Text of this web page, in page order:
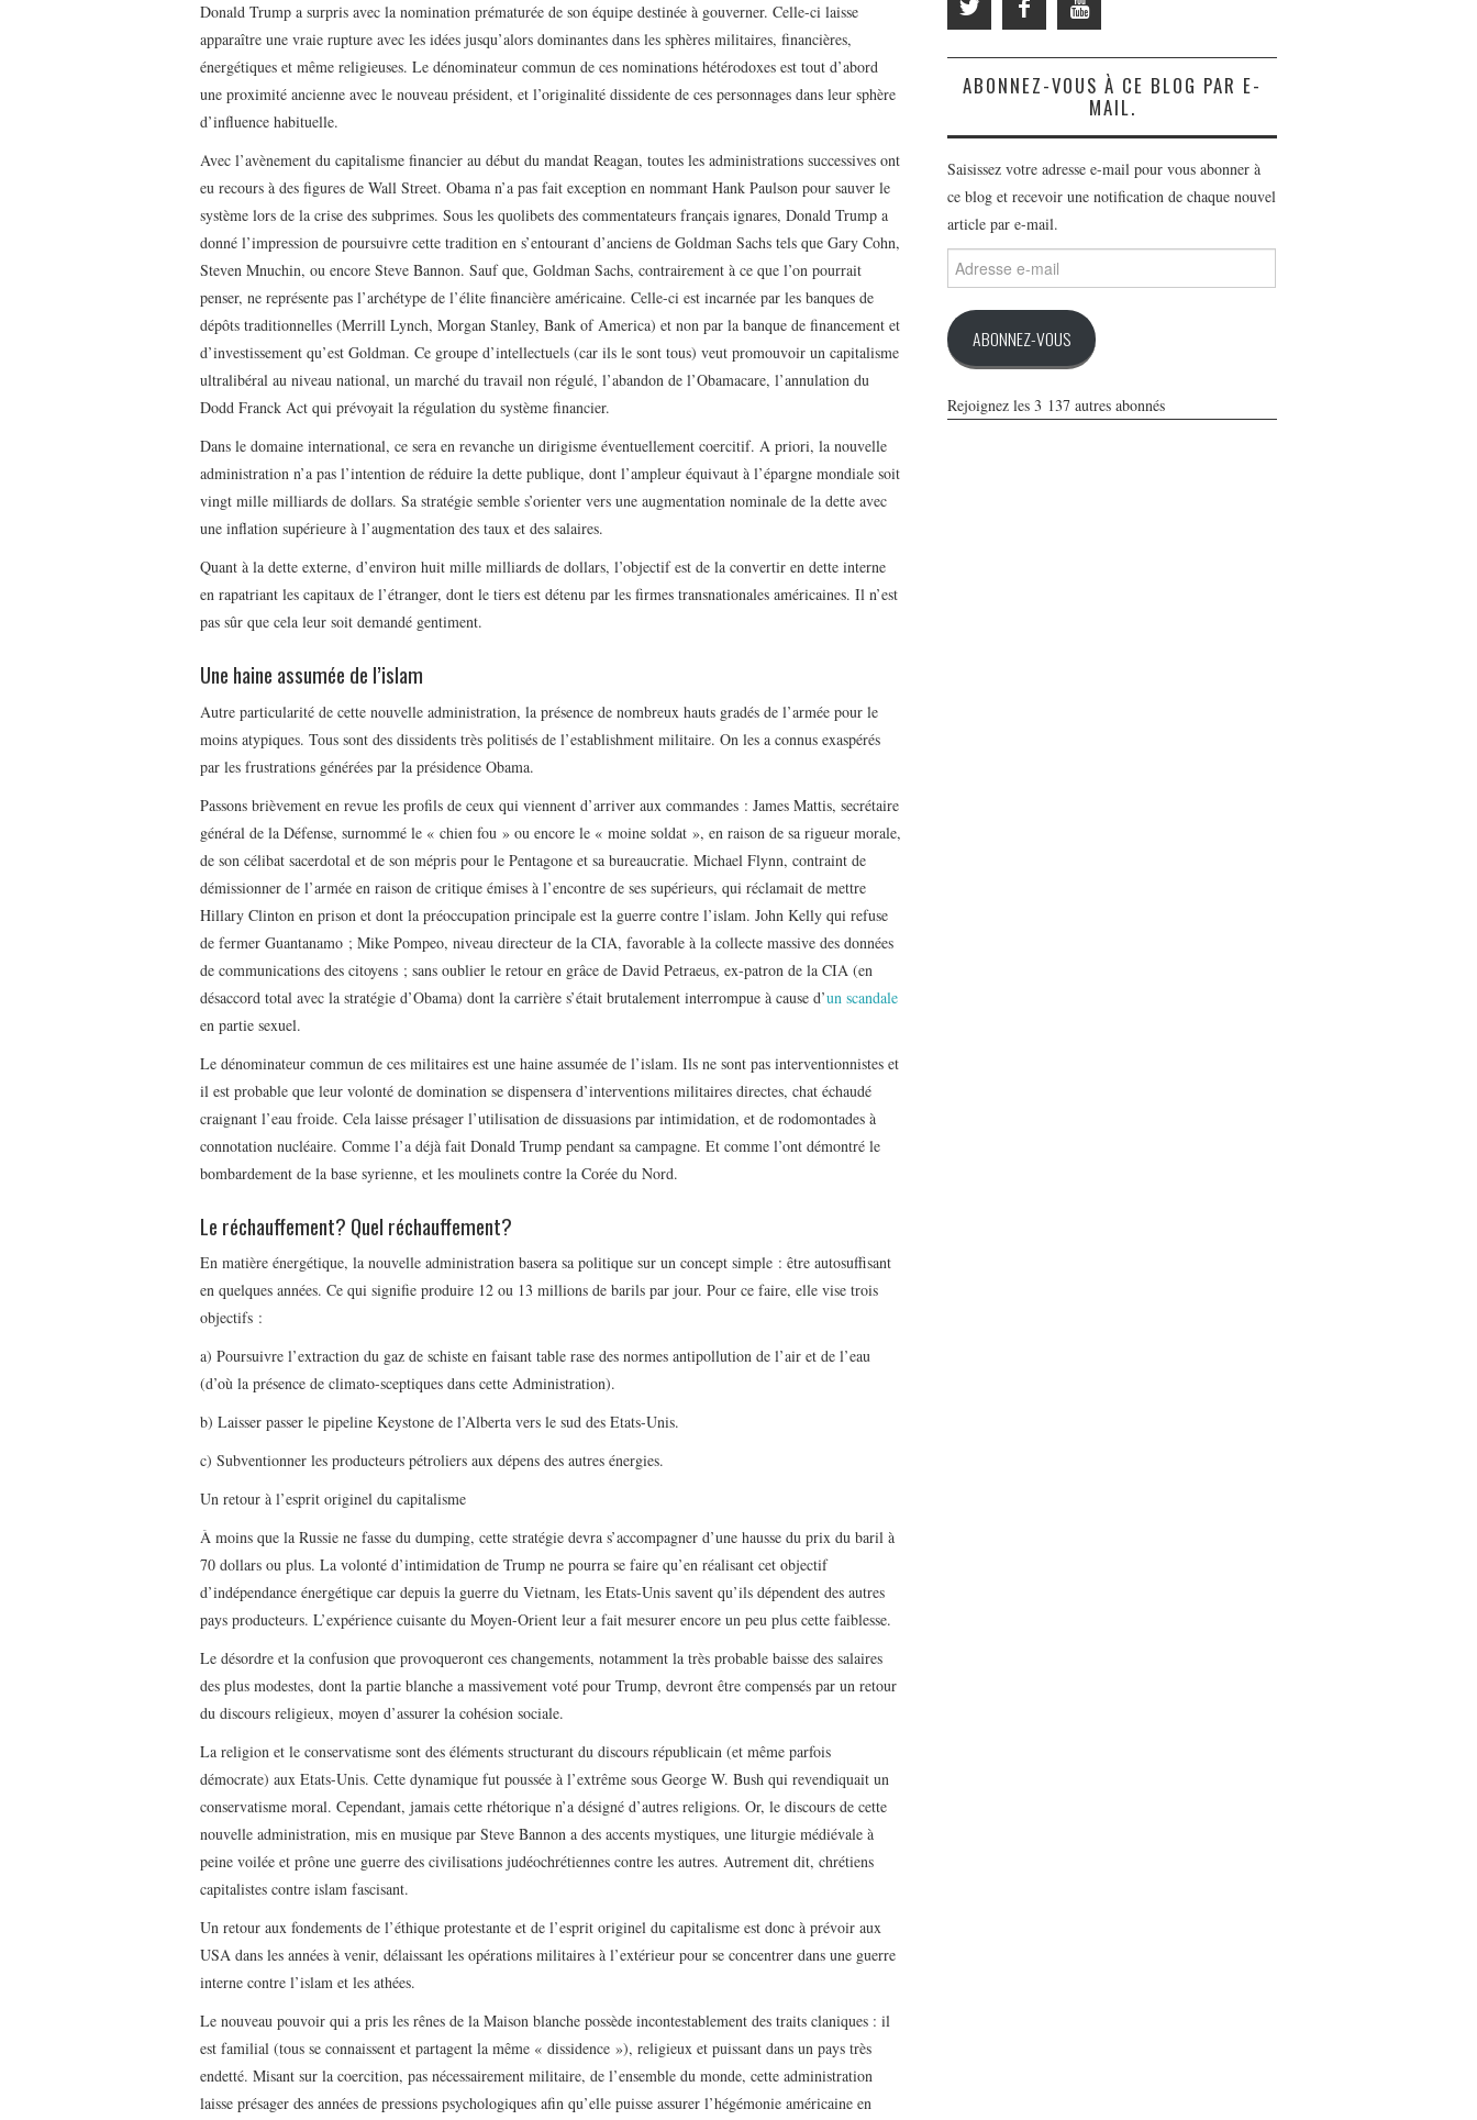
Donald Trump a surpris avec la nomination prématurée de son équipe destinée à gouverner. Celle-ci laisse
apparaître une vraie rupture avec les idées jusqu’alors dominantes dans les sphères militaires, financières,
énergétiques et même religieuses. Le dénominateur commun de ces nominations hétérodoxes est tout d’abord
une proximité ancienne avec le nouveau président, et l’originalité dissidente de ces personnages dans leur sphère
d’influence habituelle.
Avec l’avènement du capitalisme financier au début du mandat Reagan, toutes les administrations successives ont
eu recours à des figures de Wall Street. Obama n’a pas fait exception en nommant Hank Paulson pour sauver le
système lors de la crise des subprimes. Sous les quolibets des commentateurs français ignares, Donald Trump a
donné l’impression de poursuivre cette tradition en s’entourant d’anciens de Goldman Sachs tels que Gary Cohn,
Steven Mnuchin, ou encore Steve Bannon. Sauf que, Goldman Sachs, contrairement à ce que l’on pourrait
penser, ne représente pas l’archétype de l’élite financière américaine. Celle-ci est incarnée par les banques de
dépôts traditionnelles (Merrill Lynch, Morgan Stanley, Bank of America) et non par la banque de financement et
d’investissement qu’est Goldman. Ce groupe d’intellectuels (car ils le sont tous) veut promouvoir un capitalisme
ultralibéral au niveau national, un marché du travail non régulé, l’abandon de l’Obamacare, l’annulation du
Dodd Franck Act qui prévoyait la régulation du système financier.
Dans le domaine international, ce sera en revanche un dirigisme éventuellement coercitif. A priori, la nouvelle
administration n’a pas l’intention de réduire la dette publique, dont l’ampleur équivaut à l’épargne mondiale soit
vingt mille milliards de dollars. Sa stratégie semble s’orienter vers une augmentation nominale de la dette avec
une inflation supérieure à l’augmentation des taux et des salaires.
Quant à la dette externe, d’environ huit mille milliards de dollars, l’objectif est de la convertir en dette interne
en rapatriant les capitaux de l’étranger, dont le tiers est détenu par les firmes transnationales américaines. Il n’est
pas sûr que cela leur soit demandé gentiment.
Une haine assumée de l’islam
Autre particularité de cette nouvelle administration, la présence de nombreux hauts gradés de l’armée pour le
moins atypiques. Tous sont des dissidents très politisés de l’establishment militaire. On les a connus exaspérés
par les frustrations générées par la présidence Obama.
Passons brièvement en revue les profils de ceux qui viennent d’arriver aux commandes : James Mattis, secrétaire
général de la Défense, surnommé le « chien fou » ou encore le « moine soldat », en raison de sa rigueur morale,
de son célibat sacerdotal et de son mépris pour le Pentagone et sa bureaucratie. Michael Flynn, contraint de
démissionner de l’armée en raison de critique émises à l’encontre de ses supérieurs, qui réclamait de mettre
Hillary Clinton en prison et dont la préoccupation principale est la guerre contre l’islam. John Kelly qui refuse
de fermer Guantanamo ; Mike Pompeo, niveau directeur de la CIA, favorable à la collecte massive des données
de communications des citoyens ; sans oublier le retour en grâce de David Petraeus, ex-patron de la CIA (en
désaccord total avec la stratégie d’Obama) dont la carrière s’était brutalement interrompue à cause d’un scandale
en partie sexuel.
Le dénominateur commun de ces militaires est une haine assumée de l’islam. Ils ne sont pas interventionnistes et
il est probable que leur volonté de domination se dispensera d’interventions militaires directes, chat échaudé
craignant l’eau froide. Cela laisse présager l’utilisation de dissuasions par intimidation, et de rodomontades à
connotation nucléaire. Comme l’a déjà fait Donald Trump pendant sa campagne. Et comme l’ont démontré le
bombardement de la base syrienne, et les moulinets contre la Corée du Nord.
Le réchauffement? Quel réchauffement?
En matière énergétique, la nouvelle administration basera sa politique sur un concept simple : être autosuffisant
en quelques années. Ce qui signifie produire 12 ou 13 millions de barils par jour. Pour ce faire, elle vise trois
objectifs :
a) Poursuivre l’extraction du gaz de schiste en faisant table rase des normes antipollution de l’air et de l’eau
(d’où la présence de climato-sceptiques dans cette Administration).
b) Laisser passer le pipeline Keystone de l’Alberta vers le sud des Etats-Unis.
c) Subventionner les producteurs pétroliers aux dépens des autres énergies.
Un retour à l’esprit originel du capitalisme
À moins que la Russie ne fasse du dumping, cette stratégie devra s’accompagner d’une hausse du prix du baril à
70 dollars ou plus. La volonté d’intimidation de Trump ne pourra se faire qu’en réalisant cet objectif
d’indépendance énergétique car depuis la guerre du Vietnam, les Etats-Unis savent qu’ils dépendent des autres
pays producteurs. L’expérience cuisante du Moyen-Orient leur a fait mesurer encore un peu plus cette faiblesse.
Le désordre et la confusion que provoqueront ces changements, notamment la très probable baisse des salaires
des plus modestes, dont la partie blanche a massivement voté pour Trump, devront être compensés par un retour
du discours religieux, moyen d’assurer la cohésion sociale.
La religion et le conservatisme sont des éléments structurant du discours républicain (et même parfois
démocrate) aux Etats-Unis. Cette dynamique fut poussée à l’extrême sous George W. Bush qui revendiquait un
conservatisme moral. Cependant, jamais cette rhétorique n’a désigné d’autres religions. Or, le discours de cette
nouvelle administration, mis en musique par Steve Bannon a des accents mystiques, une liturgie médiévale à
peine voilée et prône une guerre des civilisations judéochrétiennes contre les autres. Autrement dit, chrétiens
capitalistes contre islam fascisant.
Un retour aux fondements de l’éthique protestante et de l’esprit originel du capitalisme est donc à prévoir aux
USA dans les années à venir, délaissant les opérations militaires à l’extérieur pour se concentrer dans une guerre
interne contre l’islam et les athées.
Le nouveau pouvoir qui a pris les rênes de la Maison blanche possède incontestablement des traits claniques : il
est familial (tous se connaissent et partagent la même « dissidence »), religieux et puissant dans un pays très
endetté. Misant sur la coercition, pas nécessairement militaire, de l’ensemble du monde, cette administration
laisse présager des années de pressions psychologiques afin qu’elle puisse assurer l’hégémonie américaine en
ABONNEZ-VOUS À CE BLOG PAR E-
MAIL.
Saisissez votre adresse e-mail pour vous abonner à
ce blog et recevoir une notification de chaque nouvel
article par e-mail.
Adresse
e-
ABONNEZ-VOUS
Rejoignez les 3 137 autres abonnés